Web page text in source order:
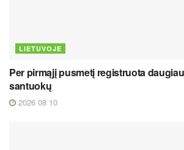
LIETUVOJE
Per pirmąjį pusmetį registruota
santuokų
2026 08 10